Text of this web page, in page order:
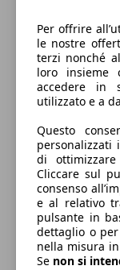
Diesel
Carburante
95 g/km
Emissioni di
Per offrire
le nostre
terzi nonché
loro insieme
accedere in
utilizzato e a
Questo
personalizzati
di
Cliccare sul
consenso
e al relativo
pulsante in
dettaglio o
nella misura
Se non si